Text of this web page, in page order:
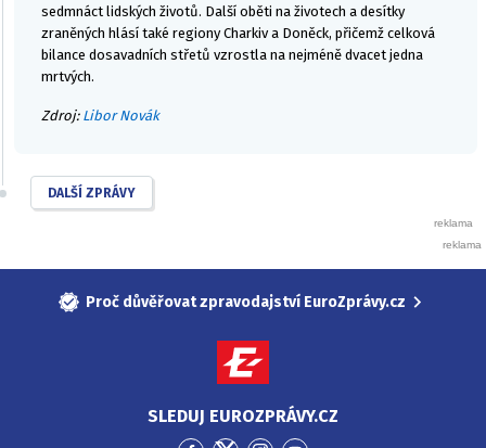
sedmnáct lidských životů. Další oběti na životech a desítky
zraněných hlásí také regiony Charkiv a Doněck, přičemž celková
bilance dosavadních střetů vzrostla na nejméně dvacet jedna
mrtvých.
Zdroj: Libor Novák
DALŠÍ ZPRÁVY
Proč důvěřovat zpravodajství EuroZprávy.cz
SLEDUJ EUROZPRÁVY.CZ